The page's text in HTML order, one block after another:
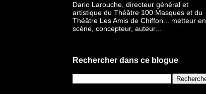
Dario Larouche, directeur général et
artistique du Théâtre 100 Masques et du
Théâtre Les Amis de Chiffon... metteur en
scène, concepteur, auteur...
Rechercher dans ce blogue